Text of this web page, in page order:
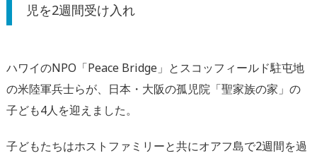
児を2週間受け入れ
ハワイのNPO「Peace Bridge」とスコッフィールド駐屯地
の米陸軍兵士らが、 日本・大阪の孤児院「聖家族の家」の
子ども4人を迎えました。
子どもたちはホストファミリーと共にオアフ島で2週間を過